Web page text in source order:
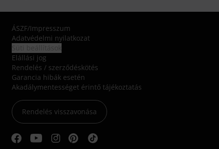
ÁSZF/Impresszum
Adatvédelmi nyilatkozat
Elállási jog
Rendelés / szerződéskötés
Garancia hibák esetén
Akadálymentességet érintő tájékoztatás
Rendelés visszavonása